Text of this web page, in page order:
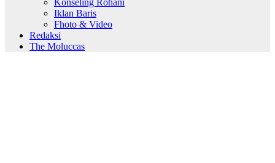
Iklan Baris
Fhoto & Video
Redaksi
The Moluccas